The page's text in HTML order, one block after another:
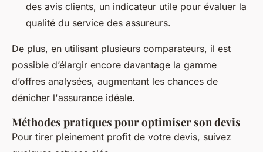
des avis clients, un indicateur utile pour évaluer la
qualité du service des assureurs.
De plus, en utilisant plusieurs comparateurs, il est
possible d’élargir encore davantage la gamme
d’offres analysées, augmentant les chances de
dénicher l'assurance idéale.
Méthodes pratiques pour optimiser son devis
Pour tirer pleinement profit de votre devis, suivez